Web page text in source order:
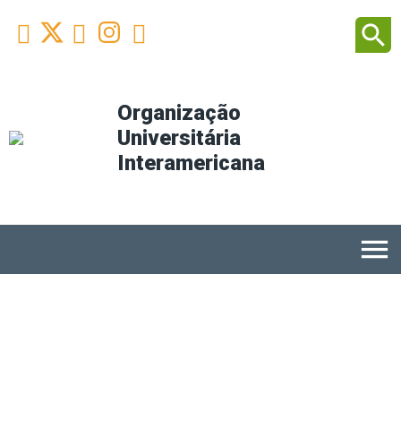
Organização
Universitária
Interamericana
 Facebook
 YoutubeInstagram
 search
menu